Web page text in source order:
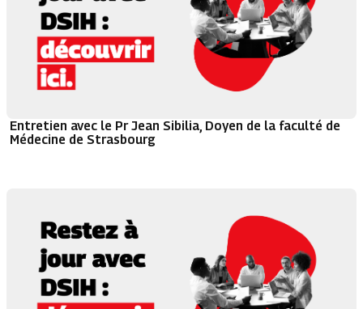
Entretien avec le Pr Jean Sibilia, Doyen de la faculté de
Médecine de Strasbourg